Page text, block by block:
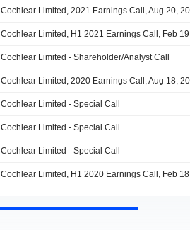
Cochlear Limited, 2021 Earnings Call, Aug 20,
Cochlear Limited, H1 2021 Earnings Call, Feb
Cochlear Limited - Shareholder/Analyst Call
Cochlear Limited, 2020 Earnings Call, Aug 18,
Cochlear Limited - Special Call
Cochlear Limited - Special Call
Cochlear Limited - Special Call
Cochlear Limited, H1 2020 Earnings Call, Feb